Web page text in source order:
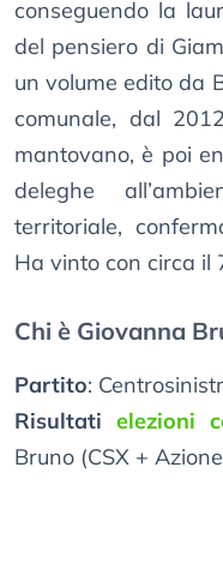
conseguendo la
del pensiero di
un volume edito da
comunale, dal
mantovano, è poi
deleghe
territoriale,
Ha vinto con circa il
Chi è Giovanna
Partito:
Risultati elezioni
Bruno (CSX +